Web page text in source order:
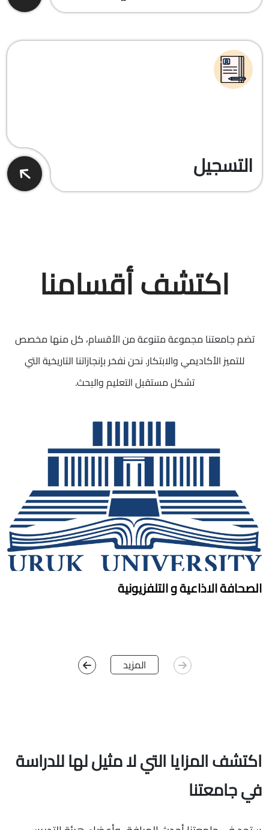
التسجيل
اكتشف أقسامنا
تضم جامعتنا مجموعة متنوعة من الأقسام، كل منها مخصص
للتميز الأكاديمي والابتكار. نحن نفخر بإنجازاتنا التاريخية التي
تشكل مستقبل التعليم والبحث.
الصحافة الاذاعية و التلفزيونية
المزيد
اكتشف المزايا التي لا مثيل لها للدراسة
في جامعتنا